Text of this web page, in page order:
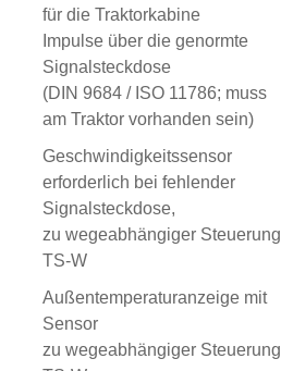
für die Traktorkabine
Impulse über die genormte
Signalsteckdose
(DIN 9684 / ISO 11786; muss
am Traktor vorhanden sein)
Geschwindigkeitssensor
erforderlich bei fehlender
Signalsteckdose,
zu wegeabhängiger Steuerung
TS-W
Außentemperaturanzeige mit
Sensor
zu wegeabhängiger Steuerung